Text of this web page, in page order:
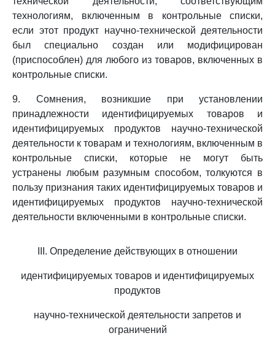
технологиям, включенным в контрольные списки,
если этот продукт научно-технической деятельности
был специально создан или модифицирован
(приспособлен) для любого из товаров, включенных в
контрольные списки.
9. Сомнения, возникшие при установлении
принадлежности идентифицируемых товаров и
идентифицируемых продуктов научно-технической
деятельности к товарам и технологиям, включенным в
контрольные списки, которые не могут быть
устранены любым разумным способом, толкуются в
пользу признания таких идентифицируемых товаров и
идентифицируемых продуктов научно-технической
деятельности включенными в контрольные списки.
III. Определение действующих в отношении
идентифицируемых товаров и идентифицируемых
продуктов
научно-технической деятельности запретов и
ограничений